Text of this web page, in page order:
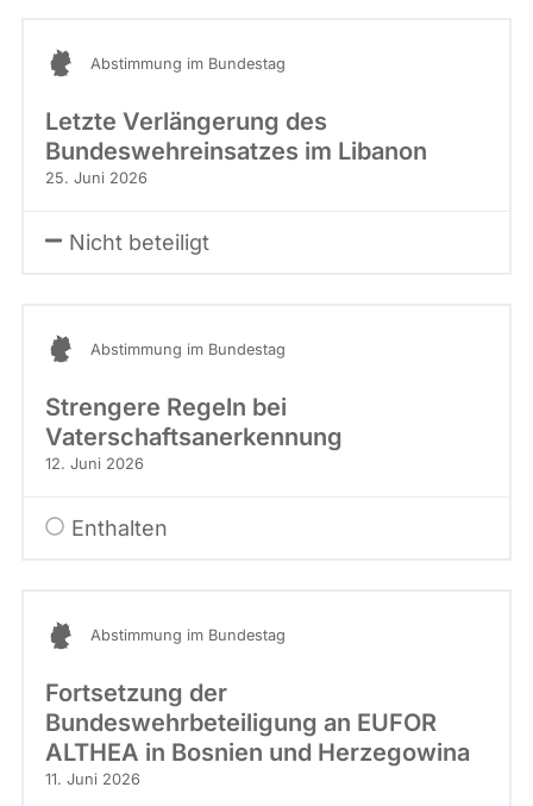
Abstimmung im Bundestag
Letzte Verlängerung des
Bundeswehreinsatzes im Libanon
25. Juni 2026
Nicht beteiligt
Abstimmung im Bundestag
Strengere Regeln bei
Vaterschaftsanerkennung
12. Juni 2026
Enthalten
Abstimmung im Bundestag
Fortsetzung der
Bundeswehrbeteiligung an EUFOR
ALTHEA in Bosnien und Herzegowina
11. Juni 2026